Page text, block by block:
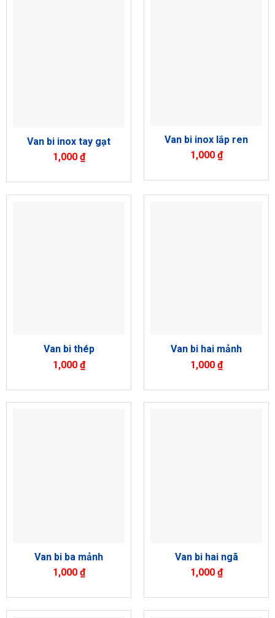
Van bi inox tay gạt
1,000 ₫
Van bi inox lắp ren
1,000 ₫
Van bi thép
1,000 ₫
Van bi hai mảnh
1,000 ₫
Van bi ba mảnh
1,000 ₫
Van bi hai ngã
1,000 ₫